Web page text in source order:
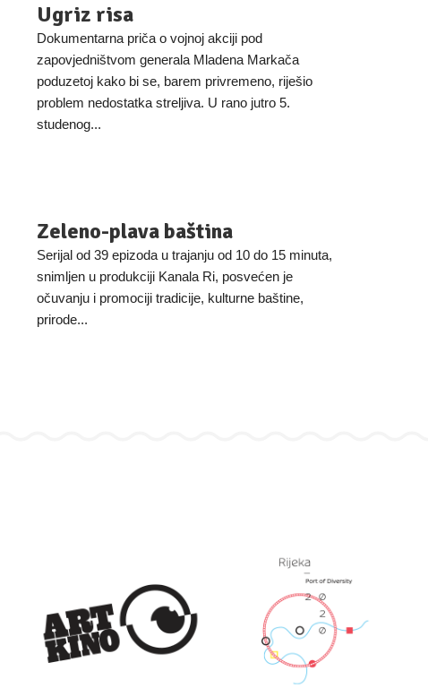
Ugriz risa
Dokumentarna priča o vojnoj akciji pod
zapovjedništvom generala Mladena Markača
poduzetoj kako bi se, barem privremeno, riješio
problem nedostatka streljiva. U rano jutro 5.
studenog...
Zeleno-plava baština
Serijal od 39 epizoda u trajanju od 10 do 15 minuta,
snimljen u produkciji Kanala Ri, posvećen je
očuvanju i promociji tradicije, kulturne baštine,
prirode...